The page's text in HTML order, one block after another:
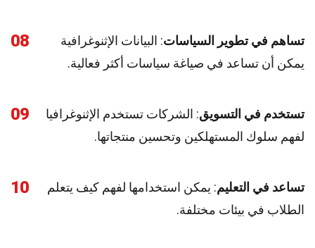
08 تساهم في تطوير السياسات: البيانات الإثنوغرافية
يمكن أن تساعد في صياغة سياسات أكثر فعالية.
09 تستخدم في التسويق: الشركات تستخدم الإثنوغرافيا
لفهم سلوك المستهلكين وتحسين منتجاتها.
10 تساعد في التعليم: يمكن استخدامها لفهم كيف يتعلم
الطلاب في بيئات مختلفة.